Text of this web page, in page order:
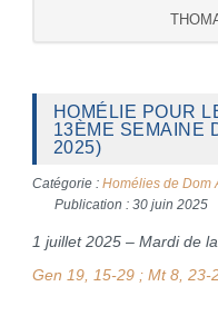
HOMÉLIE POUR
13ÈME SEMAINE
2025)
Catégorie : Homélies de Dom
Publication : 30 juin 2025
1 juillet 2025 – Mardi de
Gen 19, 15-29 ; Mt 8, 23-